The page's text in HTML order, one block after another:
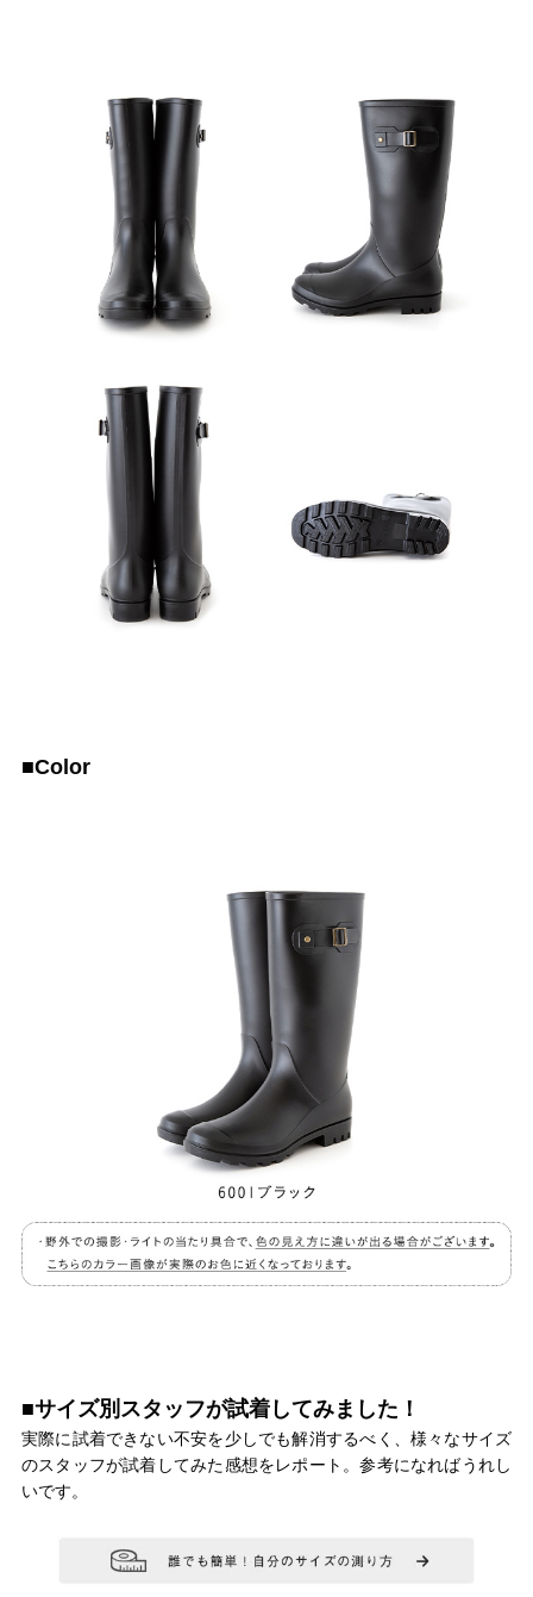
■Color
■サイズ別スタッフが試着してみました！
実際に試着できない不安を少しでも解消するべく、様々なサイズ
のスタッフが試着してみた感想をレポート。参考になればうれし
いです。